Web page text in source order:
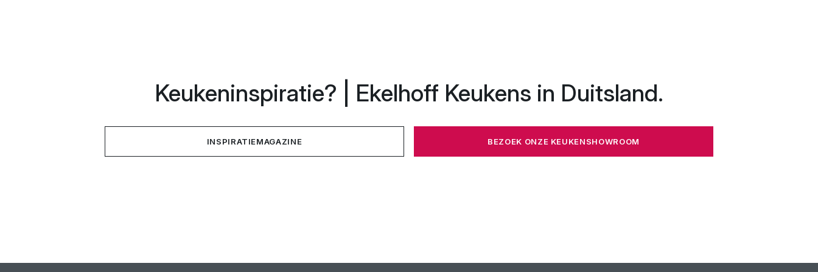
Keukeninspiratie? | Ekelhoff Keukens in Duitsland.
INSPIRATIEMAGAZINE BEZOEK ONZE KEUKENSHOWROOM